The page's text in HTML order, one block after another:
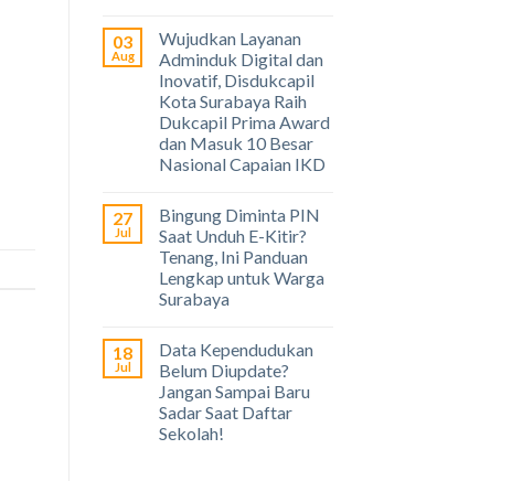
03
Aug
Wujudkan Layanan
Adminduk Digital dan
Inovatif, Disdukcapil
Kota Surabaya Raih
Dukcapil Prima Award
dan Masuk 10 Besar
Nasional Capaian IKD
27
Jul
Bingung Diminta PIN
Saat Unduh E-Kitir?
Tenang, Ini Panduan
Lengkap untuk Warga
Surabaya
18
Jul
Data Kependudukan
Belum Diupdate?
Jangan Sampai Baru
Sadar Saat Daftar
Sekolah!